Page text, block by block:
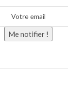
Me notifier !